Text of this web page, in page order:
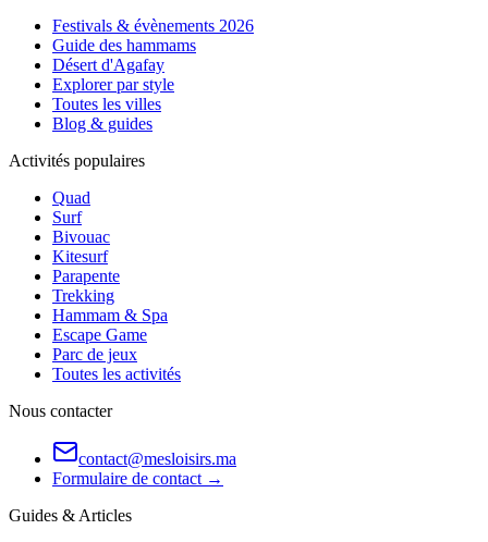
Festivals & évènements 2026
Guide des hammams
Désert d'Agafay
Explorer par style
Toutes les villes
Blog & guides
Activités populaires
Quad
Surf
Bivouac
Kitesurf
Parapente
Trekking
Hammam & Spa
Escape Game
Parc de jeux
Toutes les activités
Nous contacter
contact@mesloisirs.ma
Formulaire de contact →
Guides & Articles